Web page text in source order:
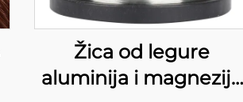
Žica od legure
aluminija i magnezija